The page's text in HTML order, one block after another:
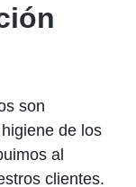
son
de los
al
clientes.